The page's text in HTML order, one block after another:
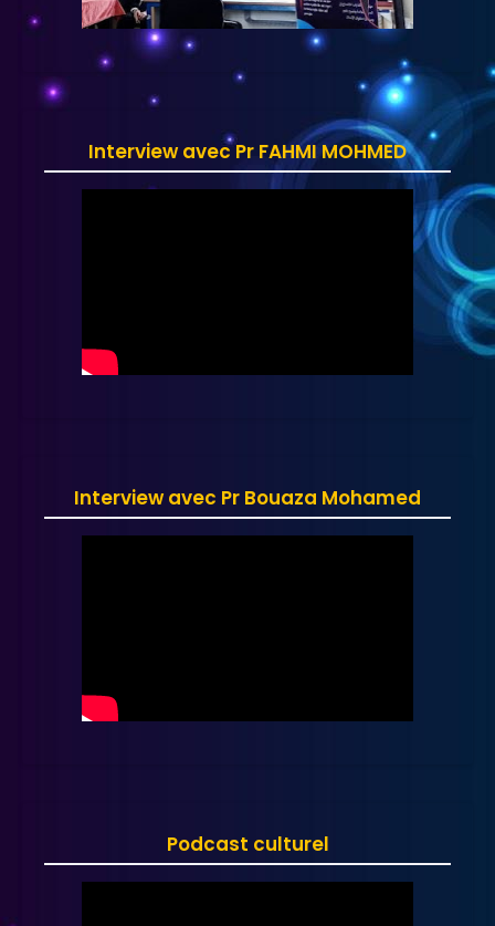
Interview avec Pr FAHMI MOHMED
Interview avec Pr Bouaza Mohamed
Podcast culturel